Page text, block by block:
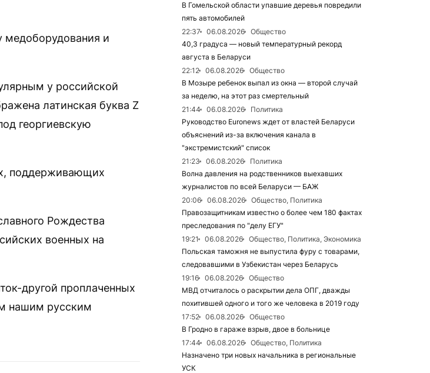
медоборудования и
у российской
латинская буква Z
георгиевскую
поддерживающих
Рождества
военных на
другой проплаченных
нашим русским
В Гомельской области упавшие деревья повредили
пять автомобилей
22:37
06.08.2026
Общество
40,3 градуса — новый температурный рекорд
августа в Беларуси
22:12
06.08.2026
Общество
В Мозыре ребенок выпал из окна — второй случай
за неделю, на этот раз смертельный
21:44
06.08.2026
Политика
Руководство Euronews ждет от властей Беларуси
объяснений из-за включения канала в
"экстремистский" список
21:23
06.08.2026
Политика
Волна давления на родственников выехавших
журналистов по всей Беларуси — БАЖ
20:06
06.08.2026
Общество, Политика
Правозащитникам известно о более чем 180 фактах
преследования по "делу ЕГУ"
19:21
06.08.2026
Общество, Политика, Экономика
Польская таможня не выпустила фуру с товарами,
следовавшими в Узбекистан через Беларусь
19:16
06.08.2026
Общество
МВД отчиталось о раскрытии дела ОПГ, дважды
похитившей одного и того же человека в 2019 году
17:52
06.08.2026
Общество
В Гродно в гараже взрыв, двое в больнице
17:44
06.08.2026
Общество, Политика
Назначено три новых начальника в региональные
УСК